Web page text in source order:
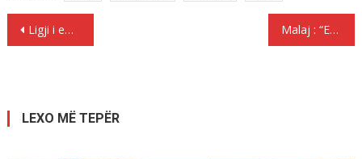
Lëvizje
Ligji i emigracionit një tallje për emigrantët Malaj : “Emigrimi sot problem, nesër domosdoshmëri”
LEXO MË TEPËR